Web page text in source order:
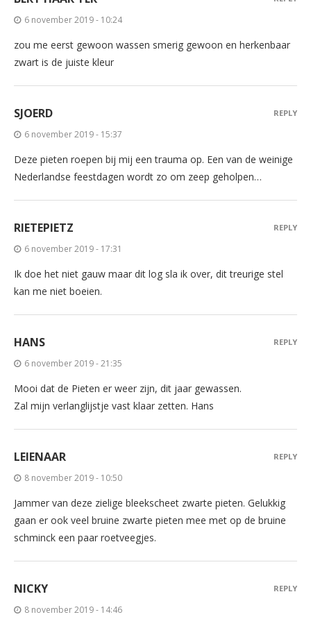
6 november 2019 - 10:24
zou me eerst gewoon wassen smerig gewoon en herkenbaar
zwart is de juiste kleur
SJOERD
6 november 2019 - 15:37
Deze pieten roepen bij mij een trauma op. Een van de weinige
Nederlandse feestdagen wordt zo om zeep geholpen…
REPLY
RIETEPIETZ
6 november 2019 - 17:31
Ik doe het niet gauw maar dit log sla ik over, dit treurige stel
kan me niet boeien.
REPLY
HANS
6 november 2019 - 21:35
Mooi dat de Pieten er weer zijn, dit jaar gewassen.
Zal mijn verlanglijstje vast klaar zetten. Hans
REPLY
LEIENAAR
8 november 2019 - 10:50
Jammer van deze zielige bleekscheet zwarte pieten. Gelukkig
gaan er ook veel bruine zwarte pieten mee met op de bruine
schminck een paar roetveegjes.
REPLY
NICKY
8 november 2019 - 14:46
REPLY